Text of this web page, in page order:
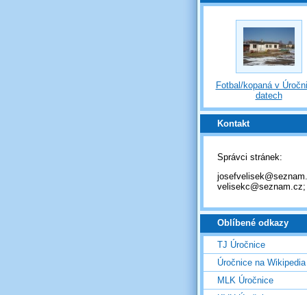
Fotbal/kopaná v
datech
Kontakt
Správci stránek:
velisekc@seznam.cz;
Oblíbené odkazy
TJ Úročnice
Úročnice na Wikipedia
MLK Úročnice